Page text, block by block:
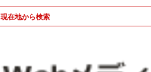
現在地から検索